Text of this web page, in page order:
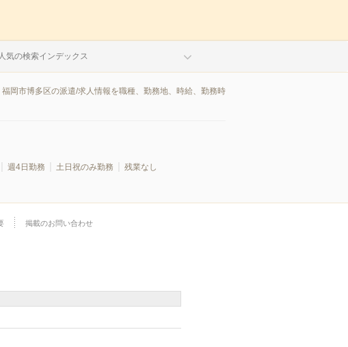
人気の検索インデックス
岡市博多区の派遣/求人情報を職種、勤務地、時給、勤務時
週4日勤務 土日祝のみ勤務
残業なし
掲載のお問い合わせ